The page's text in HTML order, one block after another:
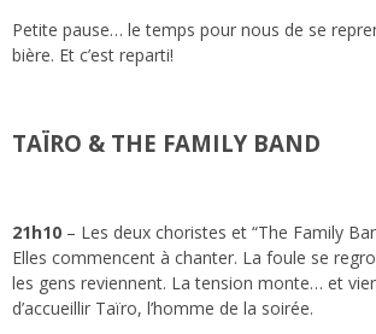
Petite pause… le temps pour nous de se
bière. Et c’est reparti!
TAÏRO & THE FAMILY BAND
21h10 – Les deux choristes et “The Family
Elles commencent à chanter. La foule se
les gens reviennent. La tension monte… et
d’accueillir Taïro, l’homme de la soirée.